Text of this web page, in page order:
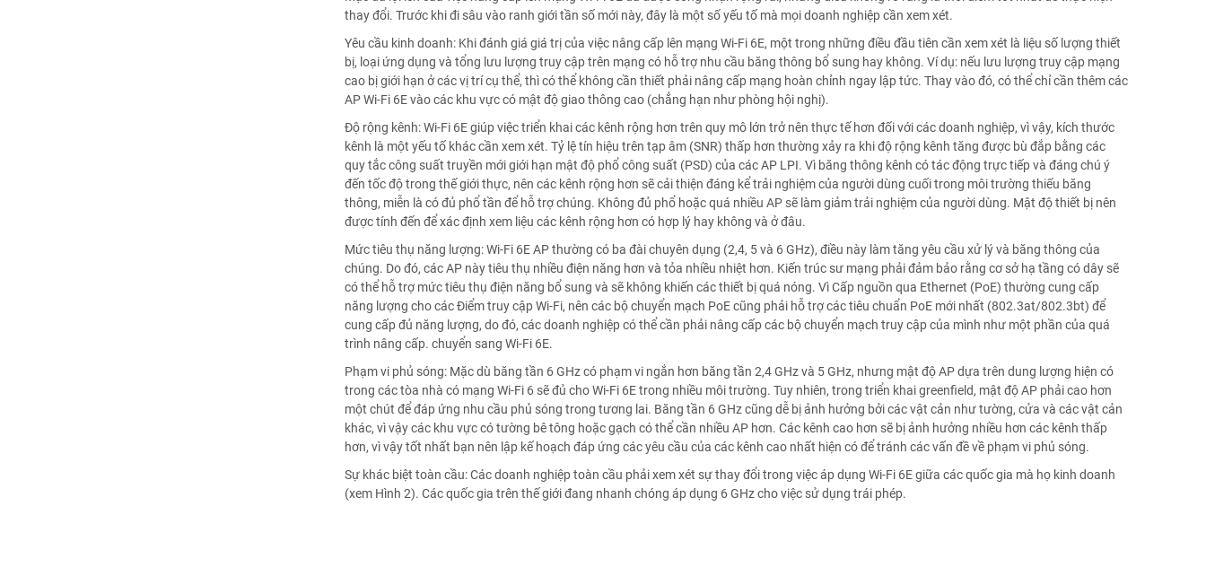
thay đổi. Trước khi đi sâu vào ranh giới tần số mới này, đây là một số yếu tố mà mọi doanh nghiệp cần xem xét.
Yêu cầu kinh doanh: Khi đánh giá giá trị của việc nâng cấp lên mạng Wi-Fi 6E, một trong những điều đầu tiên cần xem xét là liệu số lượng thiết
bị, loại ứng dụng và tổng lưu lượng truy cập trên mạng có hỗ trợ nhu cầu băng thông bổ sung hay không. Ví dụ: nếu lưu lượng truy cập mạng
cao bị giới hạn ở các vị trí cụ thể, thì có thể không cần thiết phải nâng cấp mạng hoàn chỉnh ngay lập tức. Thay vào đó, có thể chỉ cần thêm các
AP Wi-Fi 6E vào các khu vực có mật độ giao thông cao (chẳng hạn như phòng hội nghị).
Độ rộng kênh: Wi-Fi 6E giúp việc triển khai các kênh rộng hơn trên quy mô lớn trở nên thực tế hơn đối với các doanh nghiệp, vì vậy, kích thước
kênh là một yếu tố khác cần xem xét. Tỷ lệ tín hiệu trên tạp âm (SNR) thấp hơn thường xảy ra khi độ rộng kênh tăng được bù đắp bằng các
quy tắc công suất truyền mới giới hạn mật độ phổ công suất (PSD) của các AP LPI. Vì băng thông kênh có tác động trực tiếp và đáng chú ý
đến tốc độ trong thế giới thực, nên các kênh rộng hơn sẽ cải thiện đáng kể trải nghiệm của người dùng cuối trong môi trường thiếu băng
thông, miễn là có đủ phổ tần để hỗ trợ chúng. Không đủ phổ hoặc quá nhiều AP sẽ làm giảm trải nghiệm của người dùng. Mật độ thiết bị nên
được tính đến để xác định xem liệu các kênh rộng hơn có hợp lý hay không và ở đâu.
Mức tiêu thụ năng lượng: Wi-Fi 6E AP thường có ba đài chuyên dụng (2,4, 5 và 6 GHz), điều này làm tăng yêu cầu xử lý và băng thông của
chúng. Do đó, các AP này tiêu thụ nhiều điện năng hơn và tỏa nhiều nhiệt hơn. Kiến trúc sư mạng phải đảm bảo rằng cơ sở hạ tầng có dây sẽ
có thể hỗ trợ mức tiêu thụ điện năng bổ sung và sẽ không khiến các thiết bị quá nóng. Vì Cấp nguồn qua Ethernet (PoE) thường cung cấp
năng lượng cho các Điểm truy cập Wi-Fi, nên các bộ chuyển mạch PoE cũng phải hỗ trợ các tiêu chuẩn PoE mới nhất (802.3at/802.3bt) để
cung cấp đủ năng lượng, do đó, các doanh nghiệp có thể cần phải nâng cấp các bộ chuyển mạch truy cập của mình như một phần của quá
trình nâng cấp. chuyển sang Wi-Fi 6E.
Phạm vi phủ sóng: Mặc dù băng tần 6 GHz có phạm vi ngắn hơn băng tần 2,4 GHz và 5 GHz, nhưng mật độ AP dựa trên dung lượng hiện có
trong các tòa nhà có mạng Wi-Fi 6 sẽ đủ cho Wi-Fi 6E trong nhiều môi trường. Tuy nhiên, trong triển khai greenfield, mật độ AP phải cao hơn
một chút để đáp ứng nhu cầu phủ sóng trong tương lai. Băng tần 6 GHz cũng dễ bị ảnh hưởng bởi các vật cản như tường, cửa và các vật cản
khác, vì vậy các khu vực có tường bê tông hoặc gạch có thể cần nhiều AP hơn. Các kênh cao hơn sẽ bị ảnh hưởng nhiều hơn các kênh thấp
hơn, vì vậy tốt nhất bạn nên lập kế hoạch đáp ứng các yêu cầu của các kênh cao nhất hiện có để tránh các vấn đề về phạm vi phủ sóng.
Sự khác biệt toàn cầu: Các doanh nghiệp toàn cầu phải xem xét sự thay đổi trong việc áp dụng Wi-Fi 6E giữa các quốc gia mà họ kinh doanh
(xem Hình 2). Các quốc gia trên thế giới đang nhanh chóng áp dụng 6 GHz cho việc sử dụng trái phép.